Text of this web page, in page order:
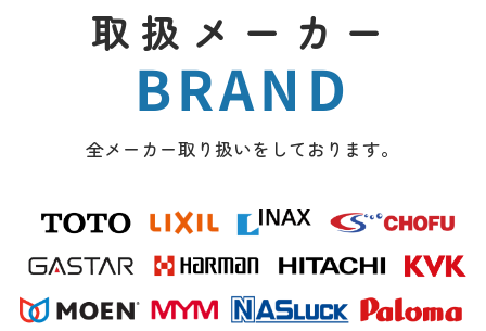
取扱メーカー
BRAND
全メーカー取り扱いをしております。